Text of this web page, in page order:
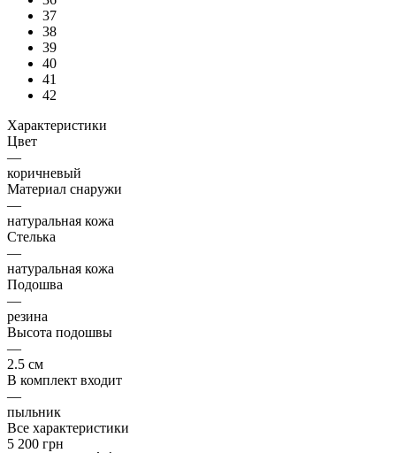
37
38
39
40
41
42
Характеристики
Цвет
—
коричневый
Материал снаружи
—
натуральная кожа
Стелька
—
натуральная кожа
Подошва
—
резина
Высота подошвы
—
2.5 см
В комплект входит
—
пыльник
Все характеристики
5 200 грн